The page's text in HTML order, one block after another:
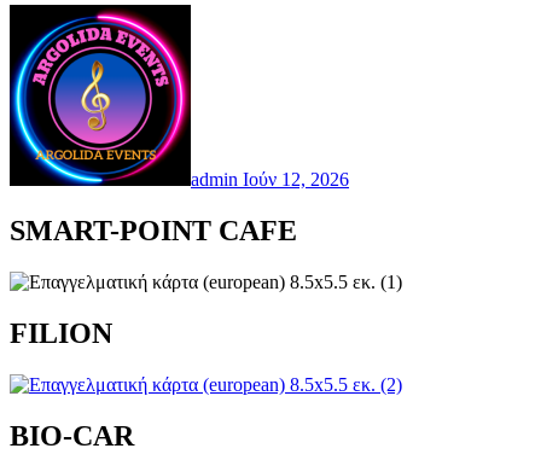
admin Ιούν 12, 2026
SMART-POINT CAFE
FILION
BIO-CAR